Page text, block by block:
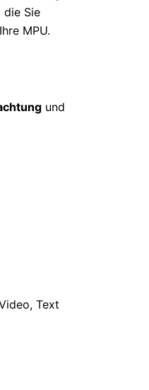
die Sie
MPU.
und
Text